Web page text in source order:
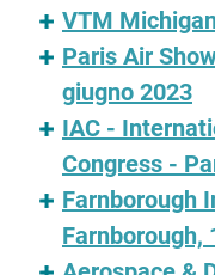
VTM
Paris Air
giugno 2023
IAC -
Congress -
Farnborough
Farnborough,